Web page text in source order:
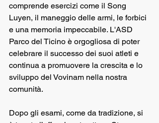
comprende esercizi come il Song
Luyen, il maneggio delle armi, le forbici
e una memoria impeccabile. L'ASD
Parco del Ticino è orgogliosa di poter
celebrare il successo dei suoi atleti e
continua a promuovere la crescita e lo
sviluppo del Vovinam nella nostra
comunità.
Dopo gli esami, come da tradizione, si